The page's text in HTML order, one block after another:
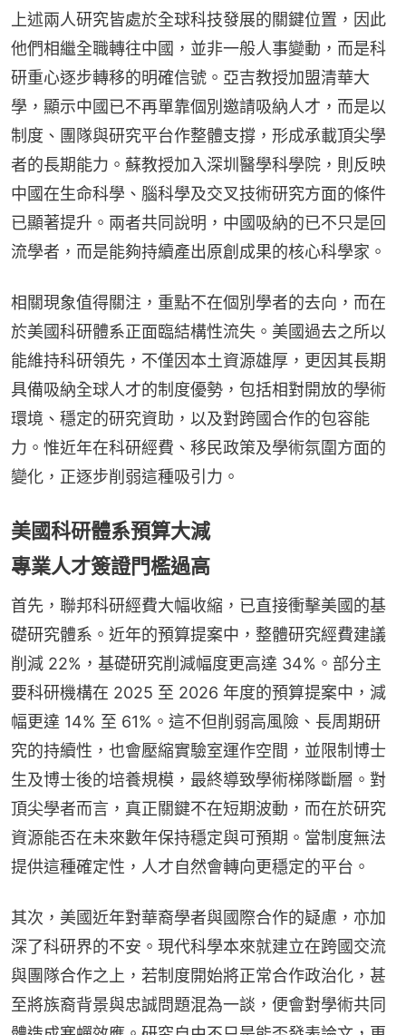
上述兩人研究皆處於全球科技發展的關鍵位置，因此
他們相繼全職轉往中國，並非一般人事變動，而是科
研重心逐步轉移的明確信號。亞吉教授加盟清華大
學，顯示中國已不再單靠個別邀請吸納人才，而是以
制度、團隊與研究平台作整體支撐，形成承載頂尖學
者的長期能力。蘇教授加入深圳醫學科學院，則反映
中國在生命科學、腦科學及交叉技術研究方面的條件
已顯著提升。兩者共同說明，中國吸納的已不只是回
流學者，而是能夠持續產出原創成果的核心科學家。
相關現象值得關注，重點不在個別學者的去向，而在
於美國科研體系正面臨結構性流失。美國過去之所以
能維持科研領先，不僅因本土資源雄厚，更因其長期
具備吸納全球人才的制度優勢，包括相對開放的學術
環境、穩定的研究資助，以及對跨國合作的包容能
力。惟近年在科研經費、移民政策及學術氛圍方面的
變化，正逐步削弱這種吸引力。
美國科研體系預算大減
專業人才簽證門檻過高
首先，聯邦科研經費大幅收縮，已直接衝擊美國的基
礎研究體系。近年的預算提案中，整體研究經費建議
削減 22%，基礎研究削減幅度更高達 34%。部分主
要科研機構在 2025 至 2026 年度的預算提案中，減
幅更達 14% 至 61%。這不但削弱高風險、長周期研
究的持續性，也會壓縮實驗室運作空間，並限制博士
生及博士後的培養規模，最終導致學術梯隊斷層。對
頂尖學者而言，真正關鍵不在短期波動，而在於研究
資源能否在未來數年保持穩定與可預期。當制度無法
提供這種確定性，人才自然會轉向更穩定的平台。
其次，美國近年對華裔學者與國際合作的疑慮，亦加
深了科研界的不安。現代科學本來就建立在跨國交流
與團隊合作之上，若制度開始將正常合作政治化，甚
至將族裔背景與忠誠問題混為一談，便會對學術共同